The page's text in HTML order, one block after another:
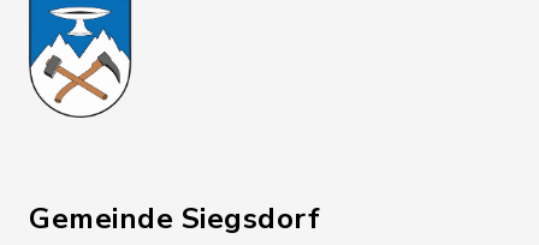
Gemeinde Siegsdorf